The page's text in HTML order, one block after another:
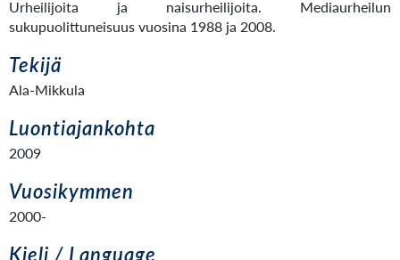
Urheilijoita ja naisurheilijoita. Mediaurheilun
sukupuolittuneisuus vuosina 1988 ja 2008.
Tekijä
Ala-Mikkula
Luontiajankohta
2009
Vuosikymmen
2000-
Kieli / Language